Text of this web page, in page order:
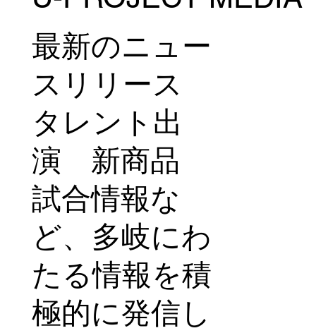
ミリー溝口
最新のニュー
スリリース
タレント出
演 新商品
試合情報な
ど、多岐にわ
たる情報を積
極的に発信し